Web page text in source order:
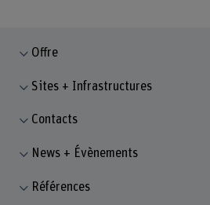
Offre
Sites + Infrastructures
Contacts
News + Évènements
Références